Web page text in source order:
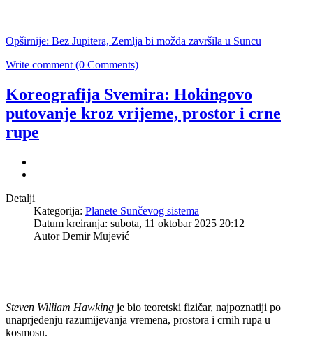
Opširnije: Bez Jupitera, Zemlja bi možda završila u Suncu
Write comment (0 Comments)
Koreografija Svemira: Hokingovo
putovanje kroz vrijeme, prostor i crne
rupe
Detalji
Kategorija: Planete Sunčevog sistema
Datum kreiranja: subota, 11 oktobar 2025 20:12
Autor Demir Mujević
Steven William Hawking je bio teoretski fizičar, najpoznatiji po
unaprjeđenju razumijevanja vremena, prostora i crnih rupa u
kosmosu.